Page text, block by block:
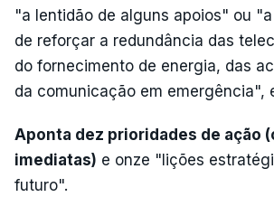
"a lentidão de alguns apoios" ou
de reforçar a redundância das
do fornecimento de energia, das
da comunicação em emergência",
Aponta dez prioridades de ação
imediatas) e onze "lições
futuro".